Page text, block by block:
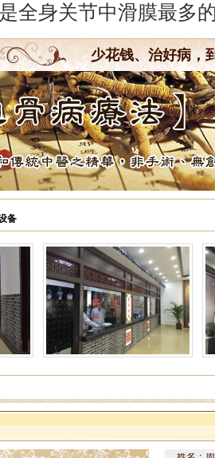
全身关节中滑膜最多
少花钱、治好病，
备
姓名：